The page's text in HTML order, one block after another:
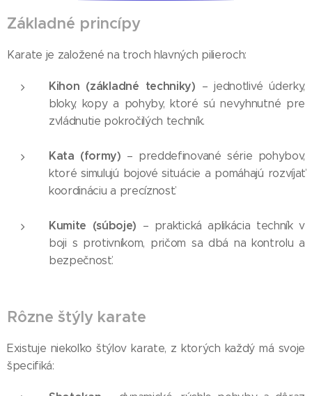
Základné princípy
Karate je založené na troch hlavných pilieroch:
Kihon (základné techniky) – jednotlivé úderky,
bloky, kopy a pohyby, ktoré sú nevyhnutné pre
zvládnutie pokročilých techník.
Kata (formy) – preddefinované série pohybov,
ktoré simulujú bojové situácie a pomáhajú rozvíjať
koordináciu a precíznosť.
Kumite (súboje) – praktická aplikácia techník v
boji s protivníkom, pričom sa dbá na kontrolu a
bezpečnosť.
Rôzne štýly karate
Existuje niekoľko štýlov karate, z ktorých každý má svoje
špecifiká: